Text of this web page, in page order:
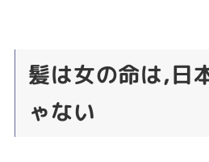
髪は女の命は,日
ゃない